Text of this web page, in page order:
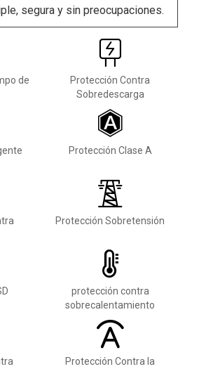
segura y sin preocupaciones.
de
Protección Contra
Sobredescarga
Protección Clase A
Protección Sobretensión
protección contra
sobrecalentamiento
Protección Contra la